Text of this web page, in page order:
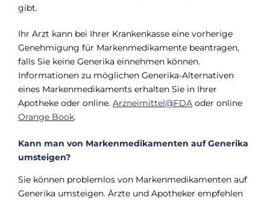
gibt.
Ihr Arzt kann bei Ihrer Krankenkasse eine vorherige
Genehmigung für Markenmedikamente beantragen,
falls Sie keine Generika einnehmen können.
Informationen zu möglichen Generika-Alternativen
eines Markenmedikaments erhalten Sie in Ihrer
Apotheke oder online. Arzneimittel@FDA oder online
Orange Book.
Kann man von Markenmedikamenten auf Generika
umsteigen?
Sie können problemlos von Markenmedikamenten auf
Generika umsteigen. Ärzte und Apotheker empfehlen